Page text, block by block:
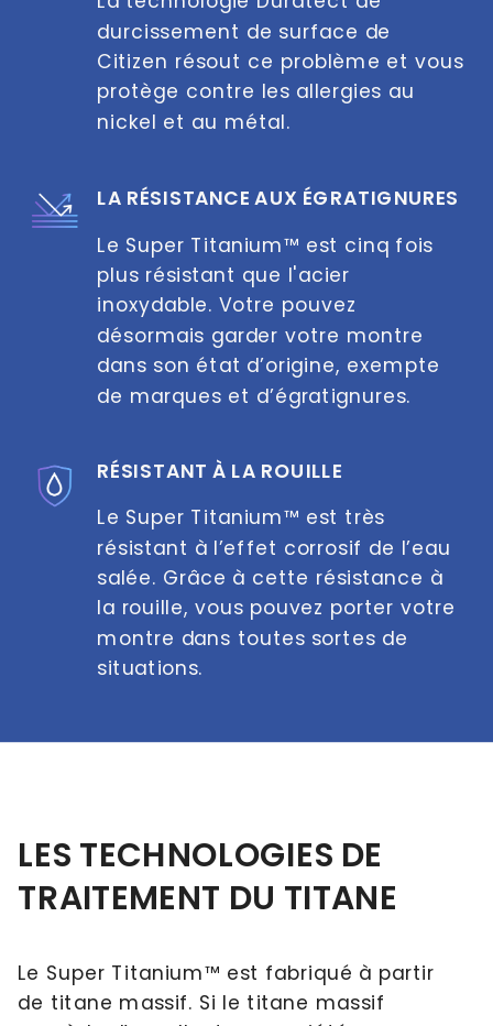
Le Super Titanium™ est fabriqué à partir
de titane massif. Si le titane massif
LES TECHNOLOGIES DE
TRAITEMENT DU TITANE
Le Super Titanium™ est très
résistant à l’effet corrosif de l’eau
salée. Grâce à cette résistance à
la rouille, vous pouvez porter votre
montre dans toutes sortes de
situations.
RÉSISTANT À LA ROUILLE
Le Super Titanium™ est cinq fois
plus résistant que l'acier
inoxydable. Votre pouvez
désormais garder votre montre
dans son état d’origine, exempte
de marques et d’égratignures.
LA RÉSISTANCE AUX ÉGRATIGNURES
durcissement de surface de
Citizen résout ce problème et vous
protège contre les allergies au
nickel et au métal.